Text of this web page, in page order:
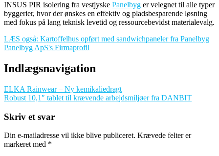
INSUS PIR isolering fra vestjyske Panelbyg er velegnet til alle typer
byggerier, hvor der ønskes en effektiv og pladsbesparende løsning
med fokus på lang teknisk levetid og ressourcebevidst materialevalg.
LÆS også: Kartoffelhus opført med sandwichpaneler fra Panelbyg
Panelbyg ApS's Firmaprofil
Indlægsnavigation
ELKA Rainwear – Ny kemikaliedragt
Robust 10,1″ tablet til krævende arbejdsmiljøer fra DANBIT
Skriv et svar
Din e-mailadresse vil ikke blive publiceret. Krævede felter er
markeret med *